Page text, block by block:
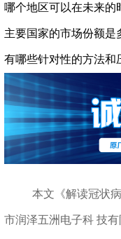
哪个地区可以在未来的
主要国家的市场份额是
有哪些针对性的方法和
本文《解读冠状
市润泽五洲电子科 技